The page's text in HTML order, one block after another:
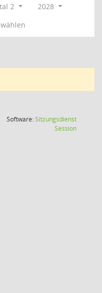
2
2028
Software:Sitzungsdienst
Session(Wird in